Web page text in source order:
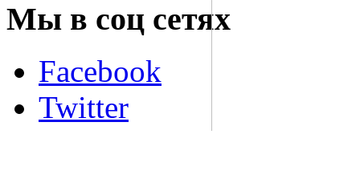
Мы в соц сетях
Facebook
Twitter